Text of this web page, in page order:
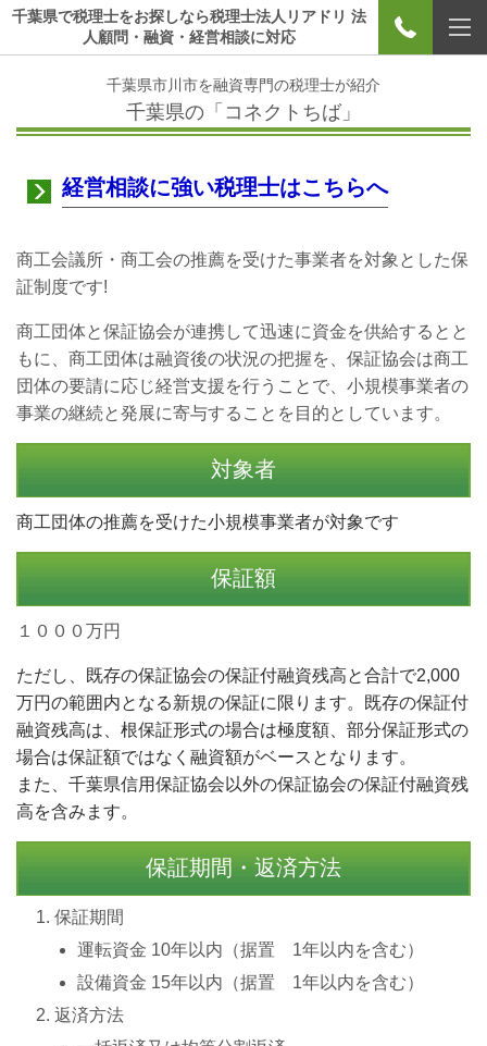
千葉県で税理士をお探しなら税理士法人リアドリ 法
人顧問・融資・経営相談に対応
千葉県市川市を融資専門の税理士が紹介
千葉県の「コネクトちば」
経営相談に強い税理士はこちらへ
商工会議所・商工会の推薦を受けた事業者を対象とした保
証制度です!
商工団体と保証協会が連携して迅速に資金を供給するとと
もに、商工団体は融資後の状況の把握を、保証協会は商工
団体の要請に応じ経営支援を行うことで、小規模事業者の
事業の継続と発展に寄与することを目的としています。
対象者
商工団体の推薦を受けた小規模事業者が対象です
保証額
１０００万円
ただし、既存の保証協会の保証付融資残高と合計で2,000
万円の範囲内となる新規の保証に限ります。既存の保証付
融資残高は、根保証形式の場合は極度額、部分保証形式の
場合は保証額ではなく融資額がベースとなります。
また、千葉県信用保証協会以外の保証協会の保証付融資残
高を含みます。
保証期間・返済方法
保証期間
運転資金 10年以内（据置 1年以内を含む）
設備資金 15年以内（据置 1年以内を含む）
返済方法